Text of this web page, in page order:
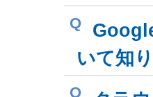
Q
いて知
Q